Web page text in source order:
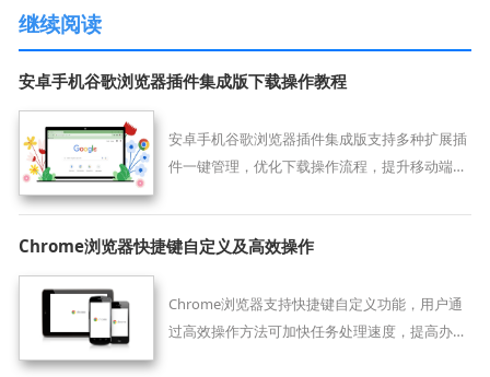
继续阅读
安卓手机谷歌浏览器插件集成版下载操作教程
安卓手机谷歌浏览器插件集成版支持多种扩展插
件一键管理，优化下载操作流程，提升移动端浏
件。
Chrome浏览器快捷键自定义及高效操作
Chrome浏览器支持快捷键自定义功能，用户通
过高效操作方法可加快任务处理速度，提高办公